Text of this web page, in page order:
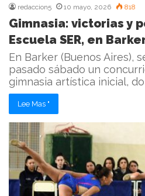
redaccion5 10 mayo, 2026 818
Gimnasia: victorias y
Escuela SER, en
En Barker (Buenos Aires),
pasado sábado un
gimnasia artística inicial,
Lee Mas "